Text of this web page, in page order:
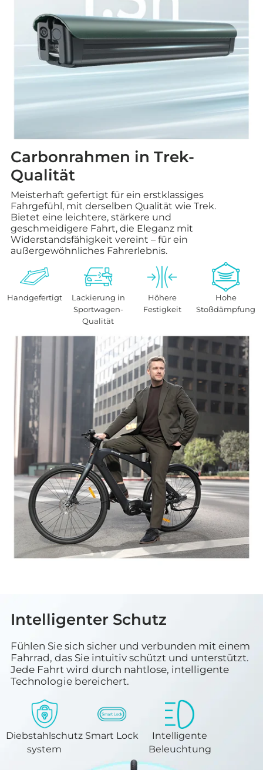
Carbonrahmen in Trek-
Qualität
Meisterhaft gefertigt für ein erstklassiges
Fahrgefühl, mit derselben Qualität wie Trek.
Bietet eine leichtere, stärkere und
geschmeidigere Fahrt, die Eleganz mit
Widerstandsfähigkeit vereint – für ein
außergewöhnliches Fahrerlebnis.
Handgefertigt
Lackierung in
Sportwagen-
Qualität
Höhere
Festigkeit
Hohe
Stoßdämpfung
Intelligenter Schutz
Fühlen Sie sich sicher und verbunden mit einem
Fahrrad, das Sie intuitiv schützt und unterstützt.
Jede Fahrt wird durch nahtlose, intelligente
Technologie bereichert.
Diebstahlschutz
system
Smart Lock
Intelligente
Beleuchtung